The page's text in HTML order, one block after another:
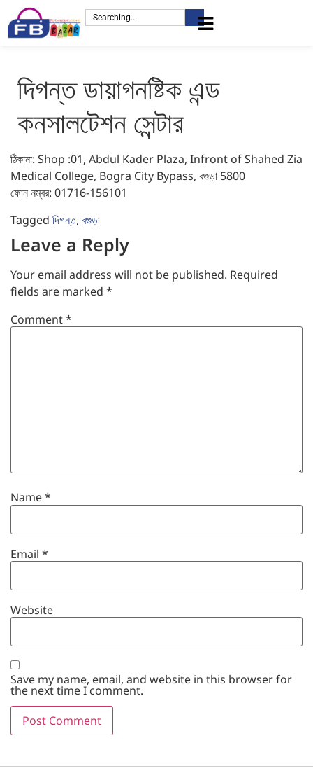
দিগন্ত ডায়াগনষ্টিক এন্ড
কনসালটেশন সেন্টার
ঠিকানা: Shop :01, Abdul Kader Plaza, Infront of Shahed Zia
Medical College, Bogra City Bypass, বগুড়া 5800
ফোন নম্বর: 01716-156101
Tagged দিগন্ত, বগুড়া
Leave a Reply
Your email address will not be published. Required
fields are marked *
Comment*
Name*
Email *
Website
Save my name, email, and website in this browser for
the next time I comment.